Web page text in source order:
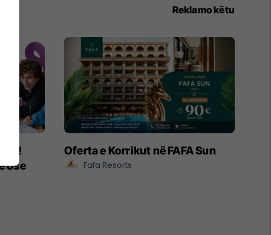
Reklamo këtu
ose
Oferta e Korrikut në FAFA Sun
Fafa Resorts